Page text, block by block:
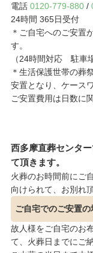
電話 0120-779-880/
24時間 365日受付
＊ご自宅へのご安置
す。
（24時間対応 駐車
＊生活保護世帯の葬
安置となり、ケース
ご安置費用は日数に
西多摩直葬センタ
て頂きます。
火葬のお時間前にご
向けられて、お別れ
ご自宅でのご安置の
故人様をご自宅のお
て、火葬日までにご